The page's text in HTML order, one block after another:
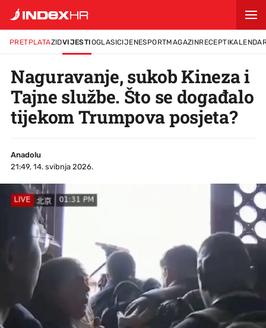
PRETPLATAZIDVIJESTIOGLASICIJENESPORTMAGAZINRECEPTI
Naguravanje, sukob Kineza i
Tajne službe. Što se događalo
tijekom Trumpova posjeta?
Anadolu
21:49, 14. svibnja 2026.